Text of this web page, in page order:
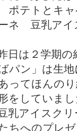
ポテトとキ
ネ 豆乳アイ
日は２学期の
パン」は生
ってほんの
をしていま
豆乳アイスク
ちへのプレ